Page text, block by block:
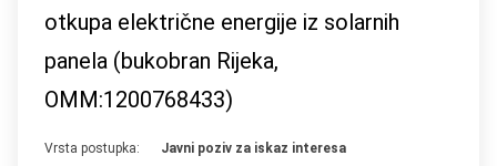
otkupa električne energije iz solarnih
panela (bukobran Rijeka,
OMM:1200768433)
Vrsta postupka: Javni poziv za iskaz interesa